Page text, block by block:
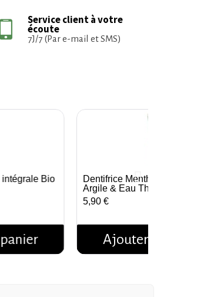
Service client à votre
écoute
7J/7 (Par e-mail et SMS)
intégrale Bio
Aperçu rapide
Dentifrice Menthe Bio – 75 ml –
Argile & Eau Thermale
5,90 €
Ajouter au panier